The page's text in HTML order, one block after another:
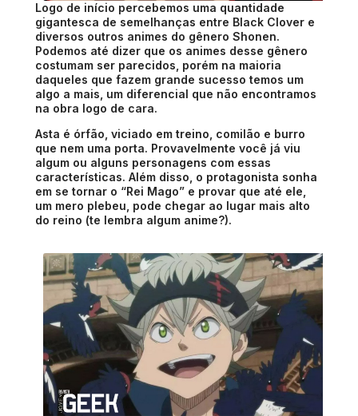
Logo de início percebemos uma quantidade
gigantesca de semelhanças entre Black Clover e
diversos outros animes do gênero Shonen.
Podemos até dizer que os animes desse gênero
costumam ser parecidos, porém na maioria
daqueles que fazem grande sucesso temos um
algo a mais, um diferencial que não encontramos
na obra logo de cara.
Asta é órfão, viciado em treino, comilão e burro
que nem uma porta. Provavelmente você já viu
algum ou alguns personagens com essas
características. Além disso, o protagonista sonha
em se tornar o “Rei Mago” e provar que até ele,
um mero plebeu, pode chegar ao lugar mais alto
do reino (te lembra algum anime?).